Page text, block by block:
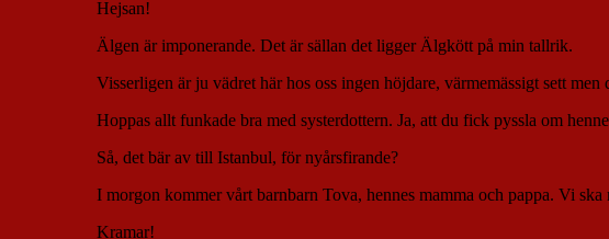
Hejsan!
Älgen är imponerande. Det är sällan det ligger Älgkött på min tallrik.
Visserligen är ju vädret här hos oss ingen höjdare, värmemässigt sett
Hoppas allt funkade bra med systerdottern. Ja, att du fick pyssla om
Så, det bär av till Istanbul, för nyårsfirande?
I morgon kommer vårt barnbarn Tova, hennes mamma och pappa. Vi
Kramar!